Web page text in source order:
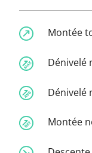
Montée
Dénivelé
Dénivelé
Montée